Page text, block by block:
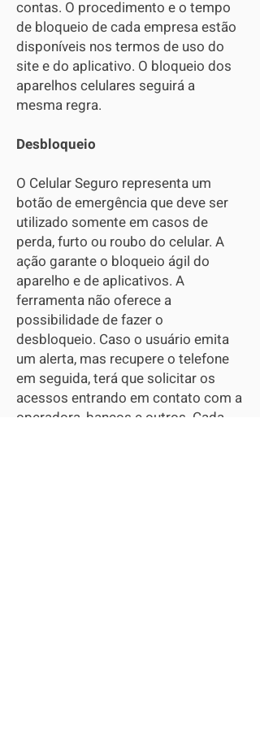
contas. O procedimento e o tempo
de bloqueio de cada empresa estão
disponíveis nos termos de uso do
site e do aplicativo. O bloqueio dos
aparelhos celulares seguirá a
mesma regra.
Desbloqueio
O Celular Seguro representa um
botão de emergência que deve ser
utilizado somente em casos de
perda, furto ou roubo do celular. A
ação garante o bloqueio ágil do
aparelho e de aplicativos. A
ferramenta não oferece a
possibilidade de fazer o
desbloqueio. Caso o usuário emita
um alerta, mas recupere o telefone
em seguida, terá que solicitar os
acessos entrando em contato com a
operadora, bancos e outros. Cada